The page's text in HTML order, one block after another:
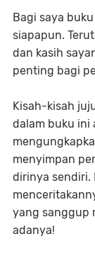
Bagi saya
siapapun.
dan kasih
penting bagi
Kisah-kisah
dalam buku ini
menyimpan
dirinya sendiri.
yang sanggup
adanya!